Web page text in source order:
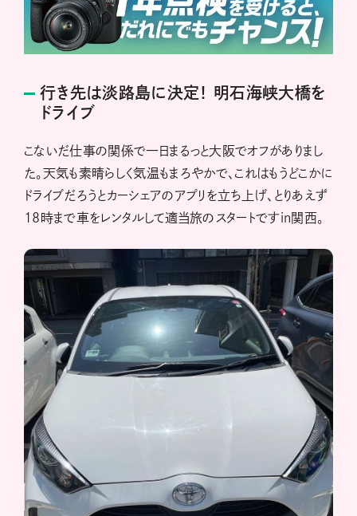
行き先は淡路島に決定！ 明石海峡大橋を
ドライブ
こないだ仕事の関係で一日まるっと大阪でオフがありまし
た。天気も素晴らしく気温もまろやかで、これはもうどこかに
ドライブだろうとカーシェアのアプリを立ち上げ、とりあえず
18時まで車をレンタルして適当旅のスタートですin関西。